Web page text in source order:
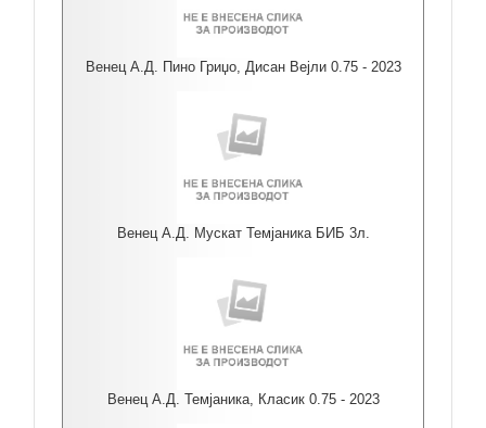
Венец А.Д. Пино Гриџо, Дисан Вејли 0.75 - 2023
Венец А.Д. Мускат Темјаника БИБ 3л.
Венец А.Д. Темјаника, Класик 0.75 - 2023